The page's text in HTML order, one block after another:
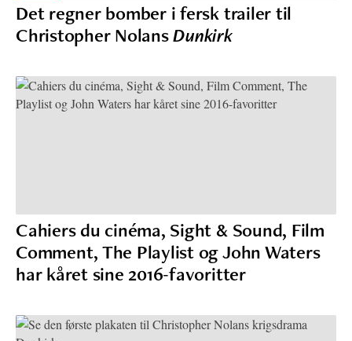
Det regner bomber i fersk trailer til
Christopher NolansDunkirk
Cahiers du cinéma, Sight & Sound, Film
Comment, The Playlist og John Waters
har kåret sine 2016-favoritter